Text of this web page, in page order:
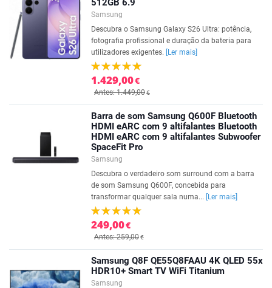
512GB 6.9
Samsung
Descubra o Samsung Galaxy S26 Ultra: potência,
fotografia profissional e duração da bateria para
utilizadores exigentes.
[Ler mais]
1.429,00€
Antes: 1.449,00€
Barra de som Samsung Q600F Bluetooth
HDMI eARC com 9 altifalantes Bluetooth
HDMI eARC com 9 altifalantes Subwoofer
SpaceFit Pro
Samsung
Descubra o verdadeiro som surround com a barra
de som Samsung Q600F, concebida para
transformar qualquer sala numa...
[Ler mais]
249,00€
Antes: 259,00€
Samsung Q8F QE55Q8FAAU 4K QLED 55x
HDR10+ Smart TV WiFi Titanium
Samsung